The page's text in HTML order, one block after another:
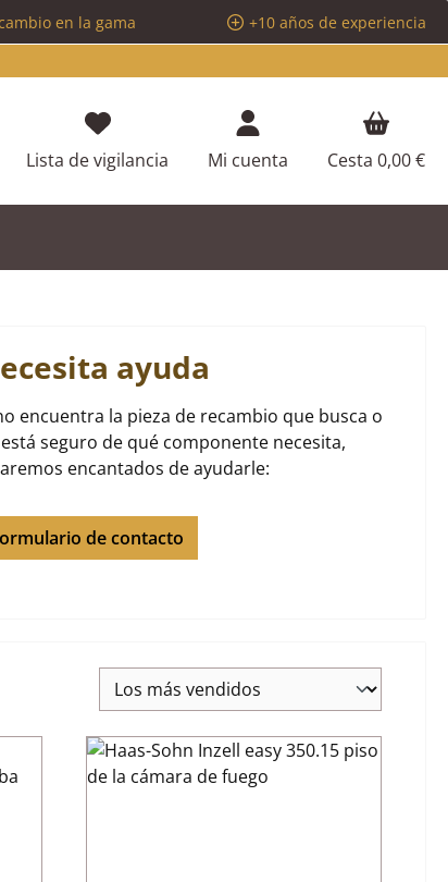
en la gama
+10 años de experiencia
Lista de vigilancia Tienes 0 artículos en tu lista de
Mi cuenta Cesta 0,00 €
ayuda
encuentra la pieza de recambio que busca o
seguro de qué componente necesita,
encantados de ayudarle:
de contacto